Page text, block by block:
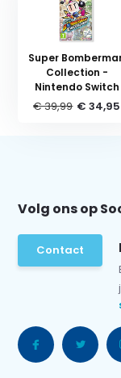
Super
Collection -
Nintendo Switch
€ 39,99 € 34,95
Volg ons op
Contact